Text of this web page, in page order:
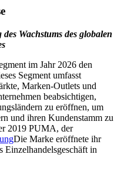
Wachstums des globalen
im Jahr 2026 den
Segment umfasst
Marken-Outlets und
beabsichtigen,
zu eröffnen, um
und ihren Kundenstamm zu
2019 PUMA, der
Die Marke eröffnete ihr
Einzelhandelsgeschäft in